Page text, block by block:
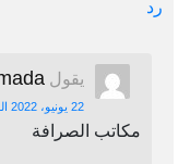
رد
يقول
22 يونيو، 2022 الساعة 2:48 م
مكاتب الصرافة